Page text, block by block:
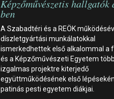
Képzőművészetis hallgatók
ben
A Szabadtéri és a REÖK
díszletgyártási munkálatokkal
ismerkedhettek első alkalommal a
és a Képzőművészeti Egyetem
izgalmas projektre kiterjedő
együttműködésének első
patinás pesti egyetem diákjai.